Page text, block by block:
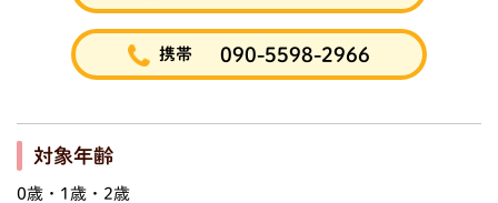
携帯 090-5598-2966
対象年齢
0歳・1歳・2歳